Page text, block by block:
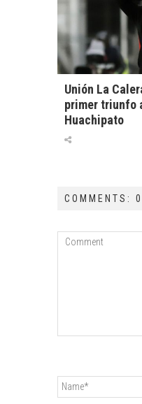
Unión La
primer triunfo
Huachipato
COMMENTS: 0